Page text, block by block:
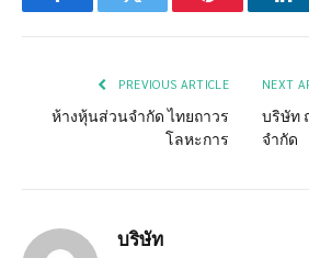
FacebookTwitter Pinterest
PREVIOUS ARTICLE
ห้างหุ้นส่วนจำกัด ไทยถาวร
โลหะการ
NEXT
บริษัท
จำกัด
บริษัท